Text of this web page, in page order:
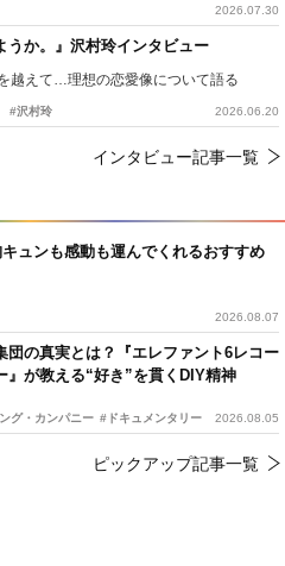
ュンも感動も運んでくれるおすすめ
2026.08.07
団の真実とは？『エレファント6レコー
』が教える“好き”を貫くDIY精神
グ・カンパニー #ドキュメンタリー 2026.08.05
ピックアップ記事一覧
2026.07.30
うか。』沢村玲インタビュー
越えて…理想の恋愛像について語る
#沢村玲 2026.06.20
インタビュー記事一覧